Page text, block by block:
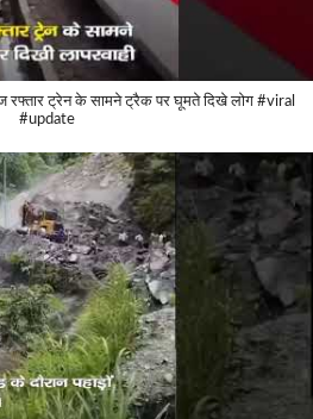
रफ्तार ट्रेन के सामने ट्रैक पर घूमते दिखे लोग #viral
#update